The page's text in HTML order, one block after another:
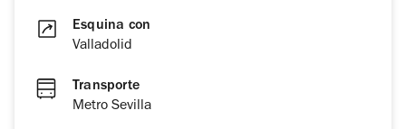
Esquina con
Valladolid
Transporte
Metro Sevilla